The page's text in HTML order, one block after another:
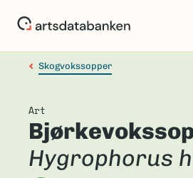
Skogvokssopper
Art
Hygrophorus